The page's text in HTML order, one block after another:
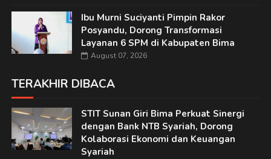
Ibu Murni Suciyanti Pimpin Rakor
Posyandu, Dorong Transformasi
Layanan 6 SPM di Kabupaten Bima
August 07, 2026
TERAKHIR DIBACA
STIT Sunan Giri Bima Perkuat Sinergi
dengan Bank NTB Syariah, Dorong
Kolaborasi Ekonomi dan Keuangan
Syariah